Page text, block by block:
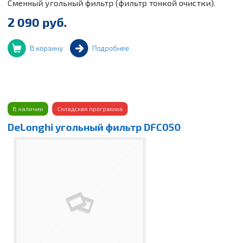
Сменный угольный фильтр (фильтр тонкой очистки).
2 090 руб.
В корзину Подробнее
В наличии Складская программа
DeLonghi угольный фильтр DFC050